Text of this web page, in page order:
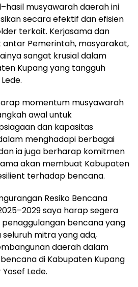
musyawarah daerah ini
secara efektif dan efisien
terkait. Kerjasama dan
Pemerintah, masyarakat,
sangat krusial dalam
Kupang yang tangguh
momentum musyawarah
awal untuk
dan kapasitas
menghadapi berbagai
ia juga berharap komitmen
akan membuat Kabupaten
terhadap bencana.
Resiko Bencana
saya harap segera
penaggulangan bencana yang
mitra yang ada,
daerah dalam
di Kabupaten Kupang
Lede.